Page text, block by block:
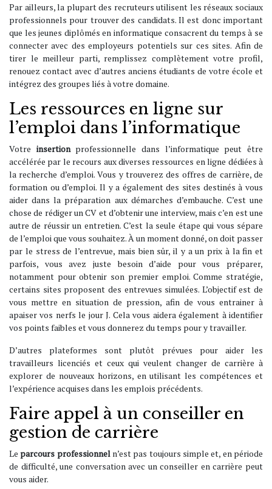
Par ailleurs, la plupart des recruteurs utilisent les réseaux sociaux
professionnels pour trouver des candidats. Il est donc important
que les jeunes diplômés en informatique consacrent du temps à se
connecter avec des employeurs potentiels sur ces sites. Afin de
tirer le meilleur parti, remplissez complètement votre profil,
renouez contact avec d’autres anciens étudiants de votre école et
intégrez des groupes liés à votre domaine.
Les ressources en ligne sur
l’emploi dans l’informatique
Votre insertion professionnelle dans l’informatique peut être
accélérée par le recours aux diverses ressources en ligne dédiées à
la recherche d’emploi. Vous y trouverez des offres de carrière, de
formation ou d’emploi. Il y a également des sites destinés à vous
aider dans la préparation aux démarches d’embauche. C’est une
chose de rédiger un CV et d’obtenir une interview, mais c’en est une
autre de réussir un entretien. C’est la seule étape qui vous sépare
de l’emploi que vous souhaitez. À un moment donné, on doit passer
par le stress de l’entrevue, mais bien sûr, il y a un prix à la fin et
parfois, vous avez juste besoin d’aide pour vous préparer,
notamment pour obtenir son premier emploi. Comme stratégie,
certains sites proposent des entrevues simulées. L’objectif est de
vous mettre en situation de pression, afin de vous entrainer à
apaiser vos nerfs le jour J. Cela vous aidera également à identifier
vos points faibles et vous donnerez du temps pour y travailler.
D’autres plateformes sont plutôt prévues pour aider les
travailleurs licenciés et ceux qui veulent changer de carrière à
explorer de nouveaux horizons, en utilisant les compétences et
l’expérience acquises dans les emplois précédents.
Faire appel à un conseiller en
gestion de carrière
Leparcours professionnel n’est pas toujours simple et, en période
de difficulté, une conversation avec un conseiller en carrière peut
vous aider.